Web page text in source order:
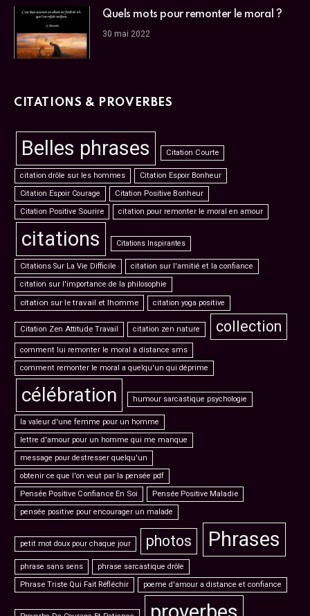
Quels mots pour remonter le moral ?
30 mai 2022
CITATIONS & PROVERBES
Belles phrases Citation Courte
citation drôle sur les hommes
Citation Espoir Bonheur
Citation Espoir Courage
Citation Positive Bonheur
Citation Positive Sourire
citation pour remonter le moral en amour
citations Citations Inspirantes
Citations Sur La Vie Difficile
citation sur l'amitié et la confiance
citation sur l'importance de la philosophie
citation sur le travail et lhomme citation yoga positive
Citation Zen Attitude Travail citation zen nature collection
comment lui remonter le moral à distance sms
comment remonter le moral a quelqu'un qui déprime
célébration humour sarcastique psychologie
la valeur d'une femme pour un homme
lettre d'amour pour un homme qui me manque
message pour destresser quelqu'un
obtenir ce que l'on veut par la pensée pdf
Pensée Positive Confiance En Soi
Pensée Positive Maladie
pensée positive pour encourager un malade
petit mot doux pour chaque jour photos Phrases
phrase sans sens
phrase sarcastique drôle
Phrase Triste Qui Fait Réfléchir
poeme d'amour a distance et confiance